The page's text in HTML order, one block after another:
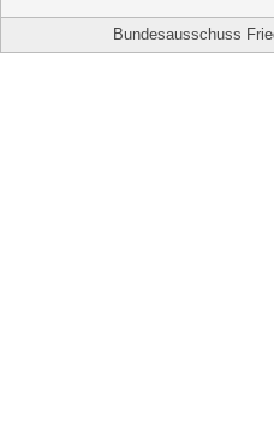
Bundesausschuss